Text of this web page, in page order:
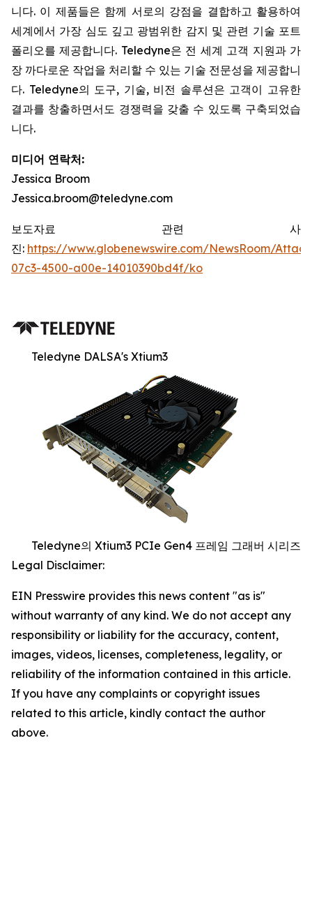
니다. 이 제품들은 함께 서로의 강점을 결합하고 활용하여
세계에서 가장 심도 깊고 광범위한 감지 및 관련 기술 포트
폴리오를 제공합니다. Teledyne은 전 세계 고객 지원과 가
장 까다로운 작업을 처리할 수 있는 기술 전문성을 제공합니
다. Teledyne의 도구, 기술, 비전 솔루션은 고객이 고유한
결과를 창출하면서도 경쟁력을 갖출 수 있도록 구축되었습
니다.
미디어 연락처:
Jessica Broom
Jessica.broom@teledyne.com
보도자료 관련 사
진: https://www.globenewswire.com/NewsRoom/
07c3-4500-a00e-14010390bd4f/ko
Teledyne DALSA's Xtium3
Teledyne의 Xtium3 PCIe Gen4 프레임 그래버 시리즈
Legal Disclaimer:
EIN Presswire provides this news content "as is"
without warranty of any kind. We do not accept any
responsibility or liability for the accuracy, content,
images, videos, licenses, completeness, legality, or
reliability of the information contained in this article.
If you have any complaints or copyright issues
related to this article, kindly contact the author
above.